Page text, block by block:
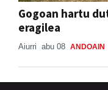
Gogoan hartu
eragilea
Aiurri abu 08 ANDOAIN